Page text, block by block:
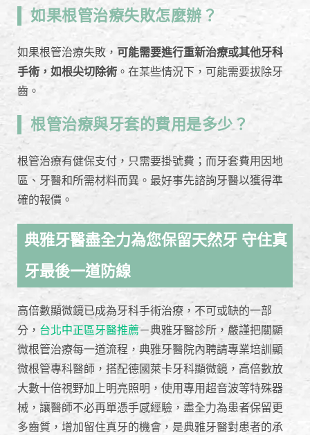
如果根管治療失敗怎麼辦？
如果根管治療失敗， 可能需要進行重新治療或其他牙科
手術，如根尖切除術 。在某些情況下，可能需要拔除牙
齒。
根管治療與牙套的費用是多少？
根管治療有健保支付，只需要掛號費；而牙套費用因地
區、牙醫和所需材料而異。最好事先諮詢牙醫以獲得準
確的報價。
典雅牙醫盡全力為您保留天然牙 守住真
牙最後一道防線
高倍數顯微鏡已成為牙科手術治療，不可或缺的一部
分， 台北中正區牙醫推薦－典雅牙醫診所，嚴謹把關顯
微根管治療每一道流程，典雅牙醫院內聘請專業培訓顯
微根管專科醫師，搭配德國萊卡牙科顯微鏡，高倍數放
大數十倍視野加上明亮照明，使用專用超音波等特殊器
械，讓醫師不必再單憑手感經驗，盡全力為患者保留更
多齒質，增加留住真牙的機會，是典雅牙醫對患者的承